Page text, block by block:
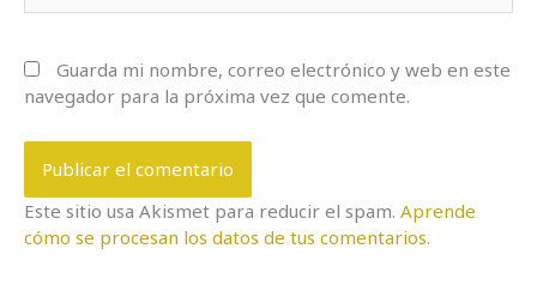
Guarda mi nombre, correo electrónico y web en este
navegador para la próxima vez que comente.
Este sitio usa Akismet para reducir el spam. Aprende
cómo se procesan los datos de tus comentarios.